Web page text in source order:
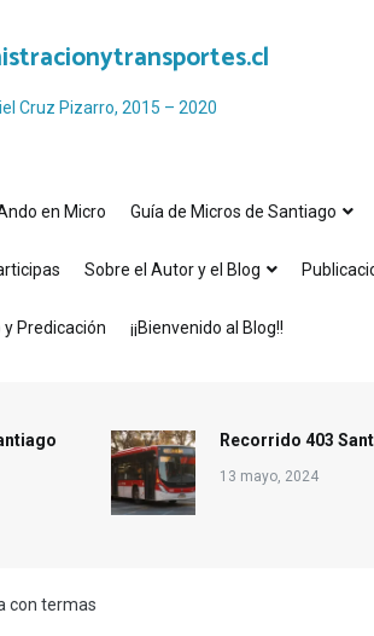
Cruz Pizarro, 2015 – 2020
en Micro Guía de Micros de Santiago
Sobre el Autor y el Blog
Predicación ¡¡Bienvenido al Blog!!
Recorrido 403
13 mayo, 2024
con termas